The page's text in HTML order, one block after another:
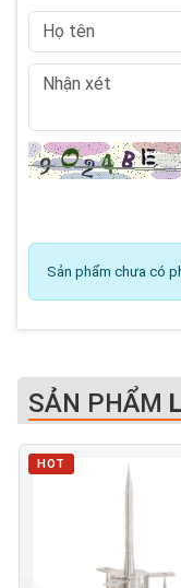
Sản phẩm chưa có
SẢN PHẨM
HOT